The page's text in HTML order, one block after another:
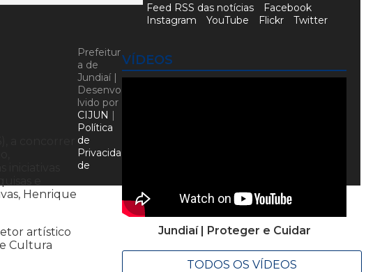
Henrique
artístico
Cultura
VÍDEOS
Jundiaí | Proteger e Cuidar
TODOS OS VÍDEOS
Feed RSS das notícias
Facebook
Instagram
YouTube Flickr Twitter
Prefeitur
a de
Jundiaí |
Desenvo
lvido por
CIJUN |
Política
de
Privacida
de